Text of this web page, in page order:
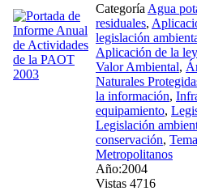
Categoría Agua
residuales,
legislación
Aplicación de la ley
Valor Ambiental,
Naturales
la información,
equipamiento,
Legislación
conservación,
Metropolitanos
Año:2004
Vistas 4716